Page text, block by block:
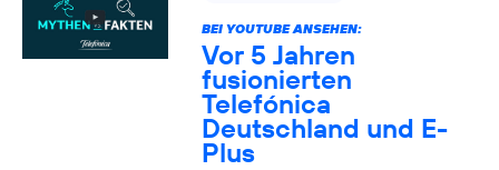
BEI YOUTUBE ANSEHEN:
Vor 5 Jahren
fusionierten
Telefónica
Deutschland und E-
Plus